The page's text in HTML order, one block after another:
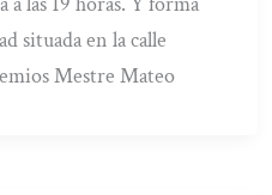
situada en la calle
Mestre Mateo